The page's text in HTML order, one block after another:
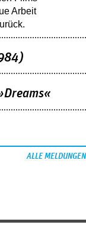
Arbeit
ALLE MELDUNGEN